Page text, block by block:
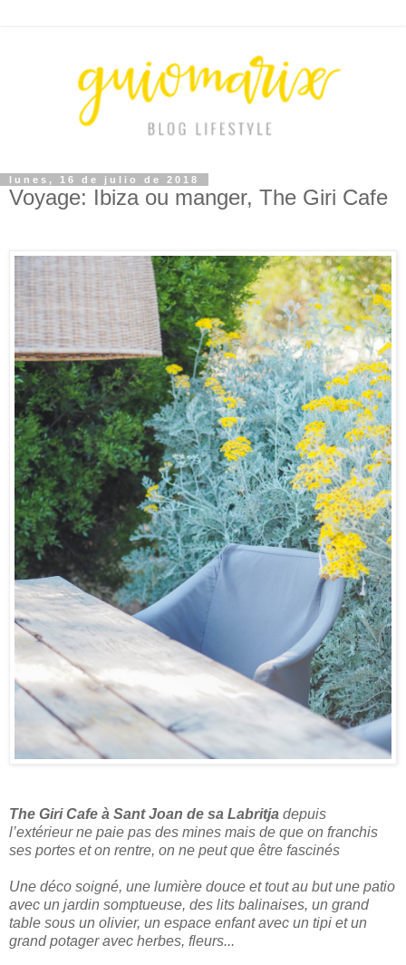
lunes, 16 de julio de 2018
Voyage: Ibiza ou manger, The Giri Cafe
The Giri Cafe à Sant Joan de sa Labritja depuis
l’extérieur ne paie pas des mines mais de que on franchis
ses portes et on rentre, on ne peut que être fascinés
Une déco soigné, une lumière douce et tout au but une patio
avec un jardin somptueuse, des lits balinaises, un grand
table sous un olivier, un espace enfant avec un tipi et un
grand potager avec herbes, fleurs...